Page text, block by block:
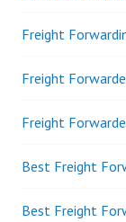
Freight
Freight
Freight
Best Freight
Best Freight